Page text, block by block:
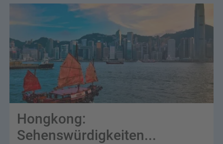
Hongkong:
Sehenswürdigkeiten...